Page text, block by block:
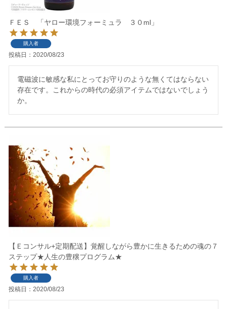
ＦＥＳ 「ヤロー環境フォーミュラ ３０ml」
購入者
投稿日 2020/08/23
電磁波に敏感な私にとってお守りのような無くてはならない
存在です。これからの時代の必須アイテムではないでしょう
か。
【Ｅコンサル+定期配送】覚醒しながら豊かに生きるための魂の７
ステップ★人生の豊穣プログラム★
購入者
投稿日 2020/08/23